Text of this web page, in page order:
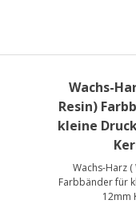
Wachs-
Resin)
kleine
Wachs-Harz (
Farbbänder für kleine
12mm